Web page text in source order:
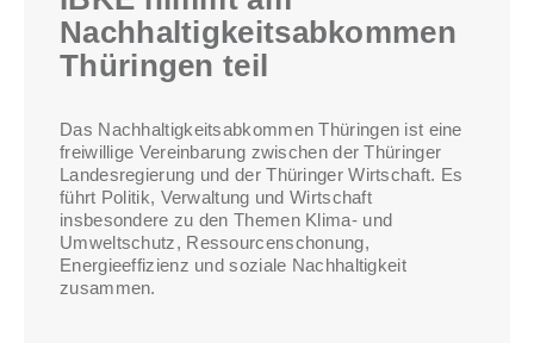
Nachhaltigkeitsabkommen
Thüringen teil
Das Nachhaltigkeitsabkommen Thüringen ist eine
freiwillige Vereinbarung zwischen der Thüringer
Landesregierung und der Thüringer Wirtschaft. Es
führt Politik, Verwaltung und Wirtschaft
insbesondere zu den Themen Klima- und
Umweltschutz, Ressourcenschonung,
Energieeffizienz und soziale Nachhaltigkeit
zusammen.